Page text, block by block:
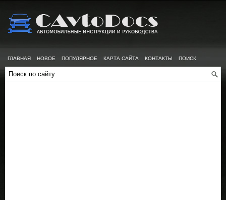
ГЛАВНАЯ НОВОЕ ПОПУЛЯРНОЕ КАРТА САЙТА КОНТАКТЫ ПОИСК